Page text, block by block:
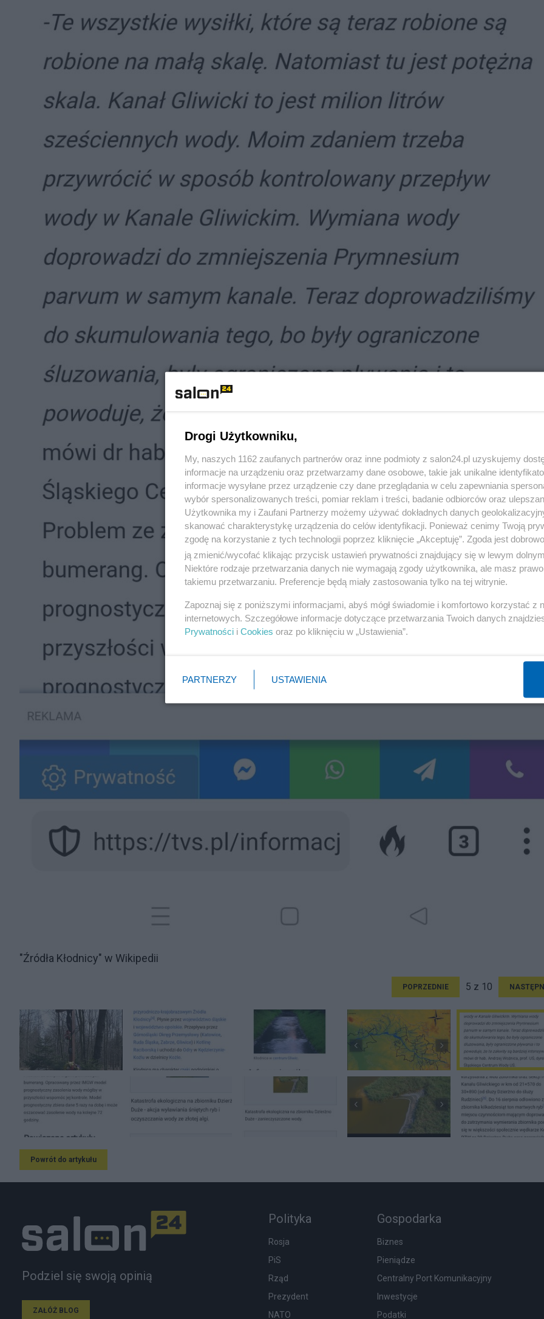
"Źródła Kłodnicy" w Wikipedii
POPRZEDNIE 5 z 10
Powrót do artykułu
Podziel się swoją opinią
ZAŁÓŻ BLOG
Polityka
Rosja
PiS
Rząd
Prezydent
NATO
Gospodarka
Biznes
Pieniądze
Centralny Port Komunikacyjny
Inwestycje
Podatki
Drogi Użytkowniku,
My, naszych 1162 zaufanych partnerów oraz inne podmioty z salon24.pl uzyskujemy
informacje na urządzeniu oraz przetwarzamy dane osobowe, takie jak unikalne
informacje wysyłane przez urządzenie czy dane przeglądania w celu zapewniania
wybór spersonalizowanych treści, pomiar reklam i treści, badanie odbiorców oraz
Użytkownika my i Zaufani Partnerzy możemy używać dokładnych danych
skanować charakterystykę urządzenia do celów identyfikacji. Ponieważ cenimy Twoją
zgodę na korzystanie z tych technologii poprzez kliknięcie „Akceptuję”. Zgoda jest
ją zmienić/wycofać klikając przycisk ustawień prywatności znajdujący się w lewym
Niektóre rodzaje przetwarzania danych nie wymagają zgody użytkownika, ale masz
takiemu przetwarzaniu. Preferencje będą miały zastosowania tylko na tej witrynie.
Zapoznaj się z poniższymi informacjami, abyś mógł świadomie i komfortowo korzystać z
internetowych. Szczegółowe informacje dotyczące przetwarzania Twoich danych
Prywatności i Cookies oraz po kliknięciu w „Ustawienia”.
PARTNERZY USTAWIENIA